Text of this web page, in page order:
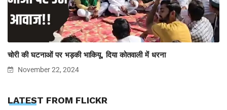
चोरी की घटनाओं पर भड़की भाकियू, दिया कोतवाली में धरना
November 22, 2024
LATEST FROM FLICKR